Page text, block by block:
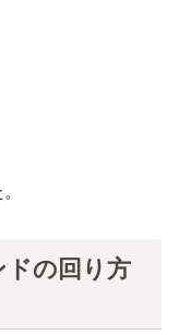
ドの回り方